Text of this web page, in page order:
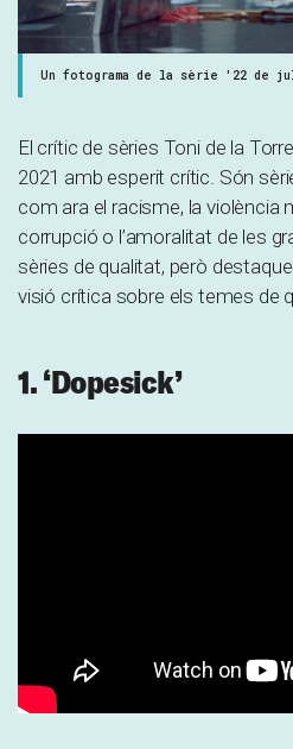
Un fotograma de la sèrie '22 de
El crític de sèries Toni de la
2021 amb esperit crític. Són
com ara el racisme, la violència
corrupció o l’amoralitat de les
sèries de qualitat, però
visió crítica sobre els temes de
1. ‘Dopesick’